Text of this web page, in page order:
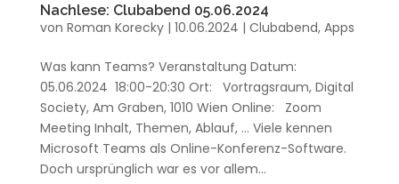
Nachlese: Clubabend 05.06.2024
von Roman Korecky| 10.06.2024 | Clubabend, Apps
Was kann Teams? Veranstaltung Datum:
05.06.2024 18:00-20:30 Ort: Vortragsraum, Digital
Society, Am Graben, 1010 Wien Online: Zoom
Meeting Inhalt, Themen, Ablauf, … Viele kennen
Microsoft Teams als Online-Konferenz-Software.
Doch ursprünglich war es vor allem...